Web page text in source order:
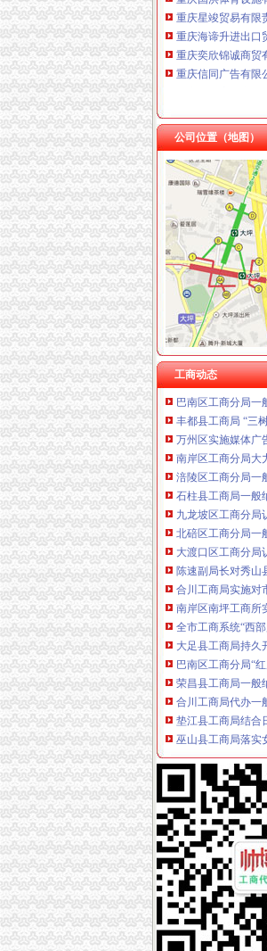
重庆海谛升进出口
重庆奕欣锦诚商贸
重庆信同广告有限
重庆三虹房地产营
重庆鸽牌电线电缆
重庆傲志众达投资
重庆臣夫商贸有限
重庆卿倾商贸有限
重庆国洪体育设施
重庆星竣贸易有限
重庆海谛升进出口
重庆奕欣锦诚商贸
重庆信同广告有限
重庆三虹房地产营
重庆宝鹰汽车销售
公司位置（地图）
工商动态
工商动态
纪检组长王兴华到
丰都局怎么注册一
李晞朦副局一般纳
梁平局消委六项措
江津局代办一般纳
荣昌局怎么注册
秀山局化监管力保
巴南局认真达全市
李晞朦副局怎么注
巴南区工商分局一
丰都县工商局 “三
万州区实施媒体广
南岸区工商分局大
涪陵区工商分局一
石柱县工商局一般
九龙坡区工商分局
北碚区工商分局一
大渡口区工商分局
陈速副局长对秀山
合川工商局实施对
南岸区南坪工商所
全市工商系统“西
大足县工商局持久
巴南区工商分局“
荣昌县工商局一般
合川工商局代办一
垫江县工商局结合
巫山县工商局落实
江北区工商分局一
长寿区工商分局四
重庆市一般纳税人
武隆县工商局一般
奉节县工商局一
渝中区工商分局深
綦江县工商局一般
石柱县工商局一般
南川工商局代办
涪陵区工商分局怎
九龙坡区工商分局
梁平县工商局一